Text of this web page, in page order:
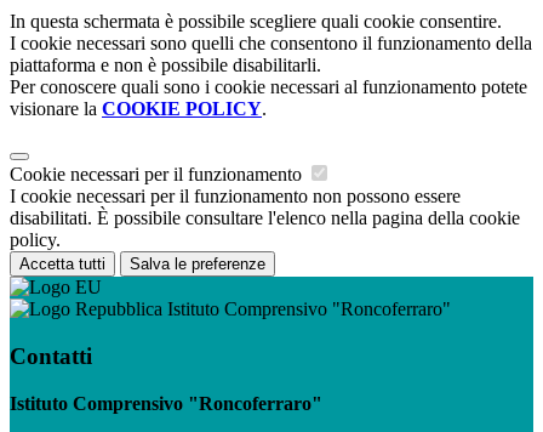
In questa schermata è possibile scegliere quali cookie consentire.
I cookie necessari sono quelli che consentono il funzionamento della
piattaforma e non è possibile disabilitarli.
Per conoscere quali sono i cookie necessari al funzionamento potete
visionare la COOKIE POLICY.
Cookie necessari per il funzionamento
I cookie necessari per il funzionamento non possono essere
disabilitati. È possibile consultare l'elenco nella pagina della cookie
policy.
Accetta tutti Salva le preferenze
Istituto Comprensivo "Roncoferraro"
Contatti
Istituto Comprensivo "Roncoferraro"